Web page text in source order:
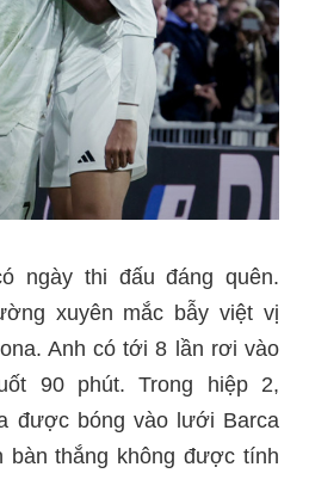
ngày thi đấu đáng quên.
xuyên mắc bẫy việt vị
Anh có tới 8 lần rơi vào
90 phút. Trong hiệp 2,
được bóng vào lưới Barca
bàn thắng không được tính